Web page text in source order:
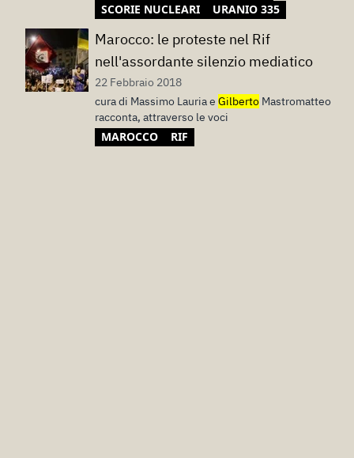
SCORIE NUCLEARI
URANIO 335
Marocco: le proteste nel Rif
nell'assordante silenzio mediatico
22 Febbraio 2018
cura di Massimo Lauria e Gilberto Mastromatteo
racconta, attraverso le voci
MAROCCO RIF